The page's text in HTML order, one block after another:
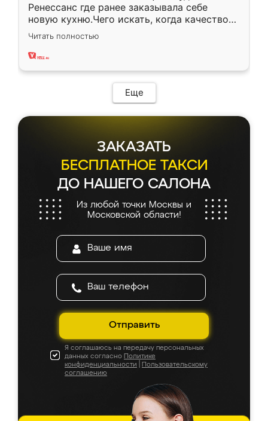
Ренессанс где ранее заказывала себе
новую кухню.Чего искать, когда качеством
вполне довольна. Служит кухня уже почти
два года, нареканий нет.
Читать полностью
Еще
ЗАКАЗАТЬ
БЕСПЛАТНОЕ ТАКСИ
ДО НАШЕГО САЛОНА
Из любой точки Москвы и
Московской области!
Отправить
Я соглашаюсь на передачу персональных
данных согласно Политике
конфиденциальности
Пользовательскому
соглашению